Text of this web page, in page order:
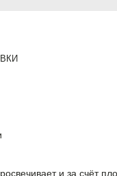
и за счёт